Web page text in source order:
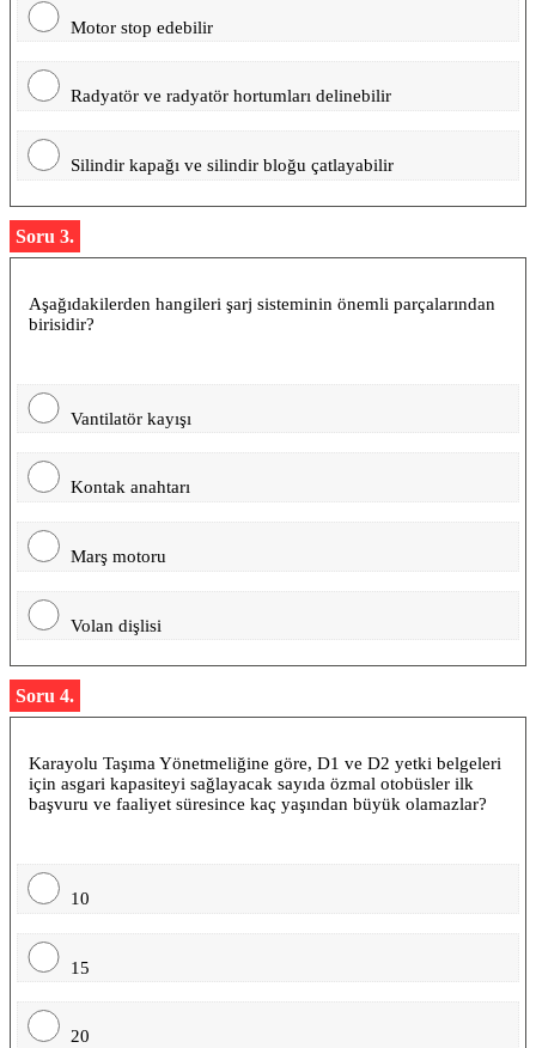
Motor stop edebilir
Radyatör ve radyatör hortumları delinebilir
Silindir kapağı ve silindir bloğu çatlayabilir
Soru 3.
Aşağıdakilerden hangileri şarj sisteminin önemli parçalarından
birisidir?
Vantilatör kayışı
Kontak anahtarı
Marş motoru
Volan dişlisi
Soru 4.
Karayolu Taşıma Yönetmeliğine göre, D1 ve D2 yetki belgeleri
için asgari kapasiteyi sağlayacak sayıda özmal otobüsler ilk
başvuru ve faaliyet süresince kaç yaşından büyük olamazlar?
10
15
20